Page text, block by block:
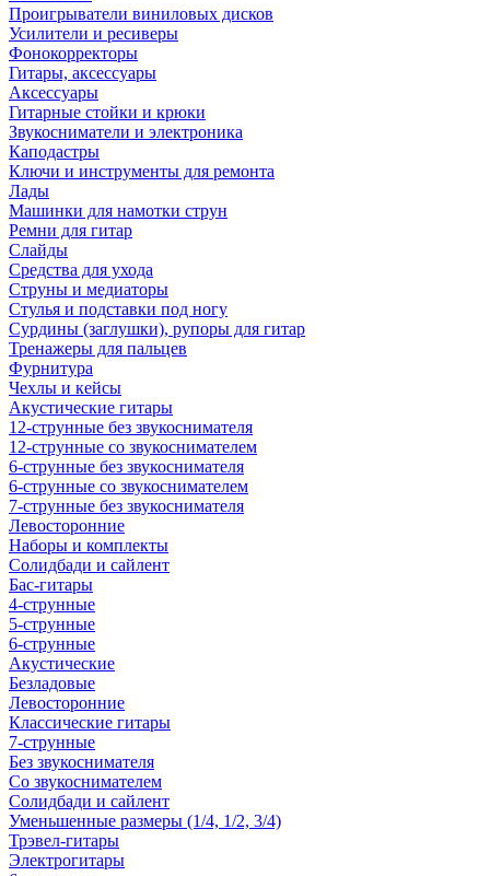
Проигрыватели виниловых дисков
Усилители и ресиверы
Фонокорректоры
Гитары, аксессуары
Аксессуары
Гитарные стойки и крюки
Звукосниматели и электроника
Каподастры
Ключи и инструменты для ремонта
Лады
Машинки для намотки струн
Ремни для гитар
Слайды
Средства для ухода
Струны и медиаторы
Стулья и подставки под ногу
Сурдины (заглушки), рупоры для гитар
Тренажеры для пальцев
Фурнитура
Чехлы и кейсы
Акустические гитары
12-струнные без звукоснимателя
12-струнные со звукоснимателем
6-струнные без звукоснимателя
6-струнные со звукоснимателем
7-струнные без звукоснимателя
Левосторонние
Наборы и комплекты
Солидбади и сайлент
Бас-гитары
4-струнные
5-струнные
6-струнные
Акустические
Безладовые
Левосторонние
Классические гитары
7-струнные
Без звукоснимателя
Со звукоснимателем
Солидбади и сайлент
Уменьшенные размеры (1/4, 1/2, 3/4)
Трэвел-гитары
Электрогитары